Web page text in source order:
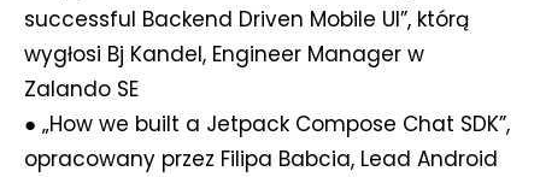
successful Backend Driven Mobile UI”, którą
wygłosi Bj Kandel, Engineer Manager w
Zalando SE
● „How we built a Jetpack Compose Chat SDK”,
opracowany przez Filipa Babcia, Lead Android